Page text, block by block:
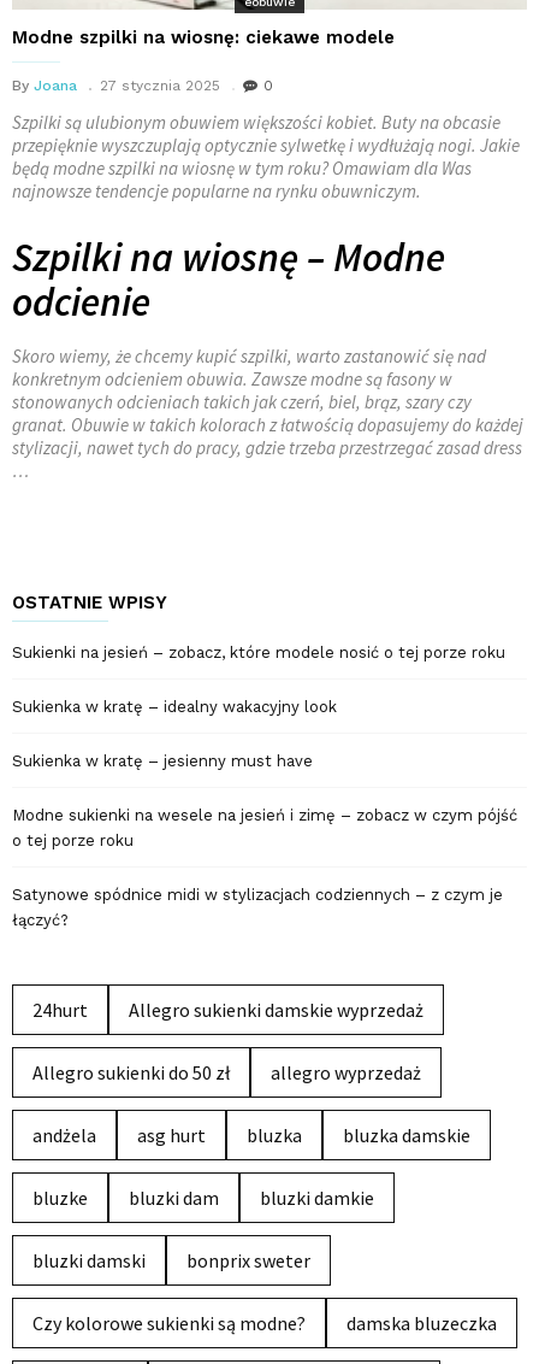
Modne szpilki na wiosnę: ciekawe modele
By Joana 27 stycznia 2025 0
Szpilki są ulubionym obuwiem większości kobiet. Buty na obcasie
przepięknie wyszczuplają optycznie sylwetkę i wydłużają nogi. Jakie
będą modne szpilki na wiosnę w tym roku? Omawiam dla Was
najnowsze tendencje popularne na rynku obuwniczym.
Szpilki na wiosnę – Modne
odcienie
Skoro wiemy, że chcemy kupić szpilki, warto zastanowić się nad
konkretnym odcieniem obuwia. Zawsze modne są fasony w
stonowanych odcieniach takich jak czerń, biel, brąz, szary czy
granat. Obuwie w takich kolorach z łatwością dopasujemy do każdej
stylizacji, nawet tych do pracy, gdzie trzeba przestrzegać zasad dress
…
OSTATNIE WPISY
Sukienki na jesień – zobacz, które modele nosić o tej porze roku
Sukienka w kratę – idealny wakacyjny look
Sukienka w kratę – jesienny must have
Modne sukienki na wesele na jesień i zimę – zobacz w czym pójść
o tej porze roku
Satynowe spódnice midi w stylizacjach codziennych – z czym je
łączyć?
24hurt Allegro sukienki damskie wyprzedaż
Allegro sukienki do 50 zł allegro wyprzedaż
andżela asg hurt bluzka bluzka damskie
bluzke bluzki dam bluzki damkie
bluzki damski bonprix sweter
Czy kolorowe sukienki są modne? damska bluzeczka